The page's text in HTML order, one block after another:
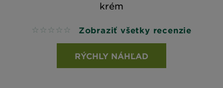
krém
No reviews Zobraziť všetky recenzie
RÝCHLY NÁHĽAD